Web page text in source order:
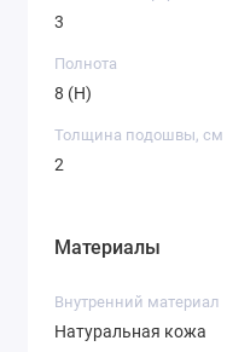
3
Полнота
8 (H)
Толщина подошвы, см
2
Материалы
Внутренний материал
Натуральная кожа